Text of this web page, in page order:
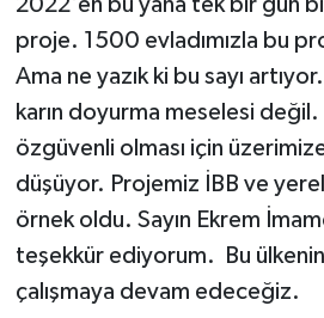
proje. 1500 evladımızla bu
Ama ne yazık ki bu sayı
karın doyurma meselesi değil.
özgüvenli olması için
düşüyor. Projemiz İBB ve
örnek oldu. Sayın Ekrem
teşekkür ediyorum. Bu ülkenin
çalışmaya devam edeceğiz.